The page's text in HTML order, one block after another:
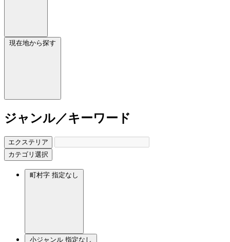
現在地から探す
ジャンル／キーワード
エクステリア
カテゴリ選択
町村字 指定なし
小ジャンル 指定なし